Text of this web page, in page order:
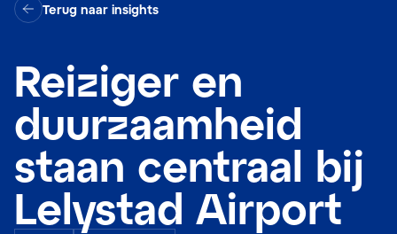
Terug naar insights
Reiziger en
duurzaamheid
staan centraal bij
Lelystad Airport